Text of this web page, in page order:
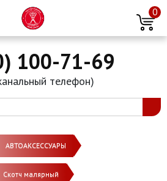
0
100-71-69
телефон)
АВТОАКСЕССУАРЫ
Скотч малярный